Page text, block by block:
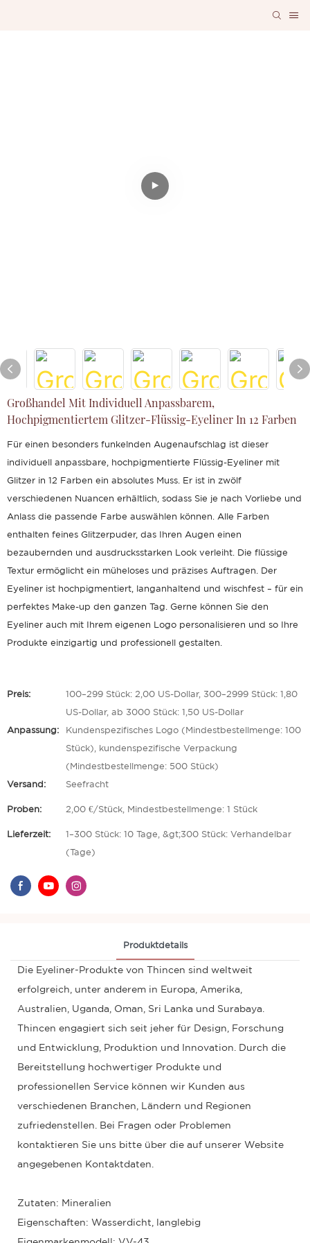
Großhandel Mit Individuell Anpassbarem,
Hochpigmentiertem Glitzer-Flüssig-Eyeliner In 12 Farben
Für einen besonders funkelnden Augenaufschlag ist dieser
individuell anpassbare, hochpigmentierte Flüssig-Eyeliner mit
Glitzer in 12 Farben ein absolutes Muss. Er ist in zwölf
verschiedenen Nuancen erhältlich, sodass Sie je nach Vorliebe und
Anlass die passende Farbe auswählen können. Alle Farben
enthalten feines Glitzerpuder, das Ihren Augen einen
bezaubernden und ausdrucksstarken Look verleiht. Die flüssige
Textur ermöglicht ein müheloses und präzises Auftragen. Der
Eyeliner ist hochpigmentiert, langanhaltend und wischfest – für ein
perfektes Make-up den ganzen Tag. Gerne können Sie den
Eyeliner auch mit Ihrem eigenen Logo personalisieren und so Ihre
Produkte einzigartig und professionell gestalten.
Preis: 100–299 Stück: 2,00 US-Dollar, 300–2999 Stück: 1,80
US-Dollar, ab 3000 Stück: 1,50 US-Dollar
Anpassung: Kundenspezifisches Logo (Mindestbestellmenge: 100
Stück), kundenspezifische Verpackung
(Mindestbestellmenge: 500 Stück)
Versand: Seefracht
Proben: 2,00 €/Stück, Mindestbestellmenge: 1 Stück
Lieferzeit: 1–300 Stück: 10 Tage, &gt;300 Stück: Verhandelbar
(Tage)
Produktdetails
Die Eyeliner-Produkte von Thincen sind weltweit
erfolgreich, unter anderem in Europa, Amerika,
Australien, Uganda, Oman, Sri Lanka und Surabaya.
Thincen engagiert sich seit jeher für Design, Forschung
und Entwicklung, Produktion und Innovation. Durch die
Bereitstellung hochwertiger Produkte und
professionellen Service können wir Kunden aus
verschiedenen Branchen, Ländern und Regionen
zufriedenstellen. Bei Fragen oder Problemen
kontaktieren Sie uns bitte über die auf unserer Website
angegebenen Kontaktdaten.
Zutaten: Mineralien
Eigenschaften: Wasserdicht, langlebig